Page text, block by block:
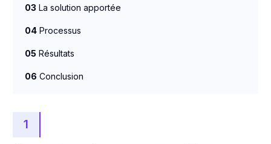
03 La solution apportée
04 Processus
05 Résultats
06 Conclusion
1